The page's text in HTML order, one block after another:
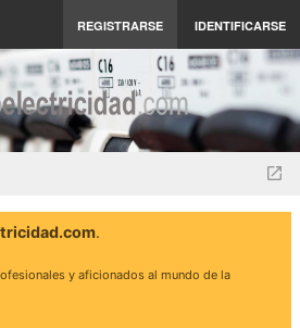
REGISTRARSE IDENTIFICARSE
.
y aficionados al mundo de la